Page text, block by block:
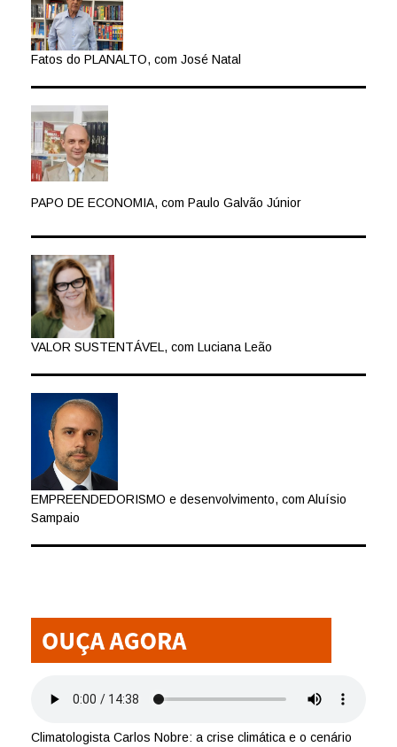
Fatos do PLANALTO, com José Natal
PAPO DE ECONOMIA, com Paulo Galvão Júnior
VALOR SUSTENTÁVEL, com Luciana Leão
EMPREENDEDORISMO e desenvolvimento, com Aluísio
Sampaio
Climatologista Carlos Nobre: a crise climática e o cenário